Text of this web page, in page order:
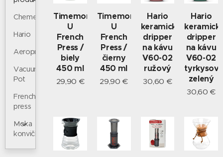
Chemex
Hario
Aeropress
Vacuum
Pot
French
press
Moka
konvičky
Timemore
U
French
Press /
biely
450 ml
29,90 €
Timemore
U
French
Press /
čierny
450 ml
29,90 €
Hario
keramický
dripper
na kávu
V60-02
ružový
30,60 €
Hario
dripper
na kávu
V60-02
zelený
30,60 €